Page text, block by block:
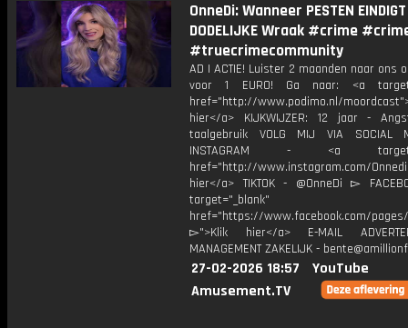
OnneDi: Wanneer PESTEN
DODELIJKE Wraak #crime
#truecrimecommunity
AD | ACTIE! Luister 2 maanden naar ons
voor 1 EURO! Ga naar: <a
href="http://www.podimo.nl/
hier</a> KIJKWIJZER: 12 jaar -
taalgebruik VOLG MIJ VIA SOCIAL
INSTAGRAM - <a
href="http://www.instagram.com/
hier</a> TIKTOK - @OnneDi ▻
target="_blank"
href="https://www.facebook.com/pages/
▻">Klik hier</a> E-MAIL
MANAGEMENT ZAKELIJK -
27-02-2026 18:57
YouTube
Amusement.TV